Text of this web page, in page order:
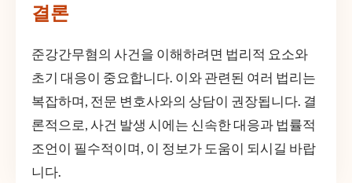
결론
준강간무혐의 사건을 이해하려면 법리적 요소와
초기 대응이 중요합니다. 이와 관련된 여러 법리는
복잡하며, 전문 변호사와의 상담이 권장됩니다. 결
론적으로, 사건 발생 시에는 신속한 대응과 법률적
조언이 필수적이며, 이 정보가 도움이 되시길 바랍
니다.